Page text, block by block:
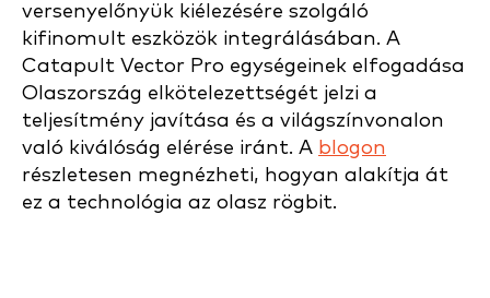
versenyelőnyük kiélezésére szolgáló
kifinomult eszközök integrálásában. A
Catapult Vector Pro egységeinek elfogadása
Olaszország elkötelezettségét jelzi a
teljesítmény javítása és a világszínvonalon
való kiválóság elérése iránt. A blogon
részletesen megnézheti, hogyan alakítja át
ez a technológia az olasz rögbit.